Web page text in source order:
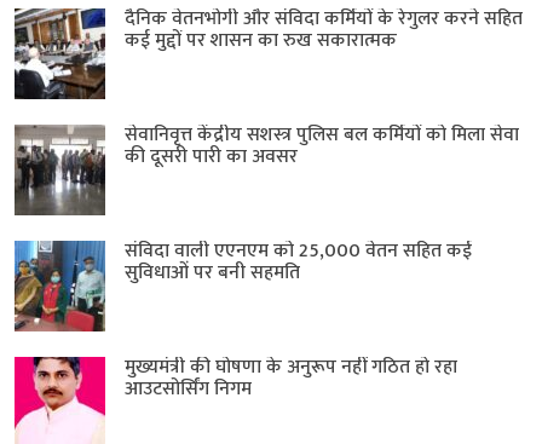
दैनिक वेतनभोगी और संविदा कर्मियों के रेगुलर करने सहित
कई मुद्दों पर शासन का रुख सकारात्मक
सेवानिवृत्त केंद्रीय सशस्त्र पुलिस बल ​कर्मियों को मिला सेवा
की दूसरी पारी का अवसर
संविदा वाली एएनएम को 25,000 वेतन सहित कई
सुविधाओं पर बनी सहमति
मुख्यमंत्री की घोषणा के अनुरूप नहीं गठित हो रहा
आउटसोर्सिंग निगम